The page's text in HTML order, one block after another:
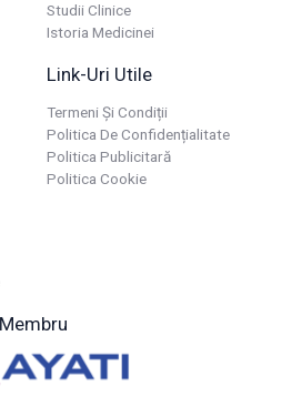
Studii Clinice
Istoria Medicinei
Link-Uri Utile
Termeni Și Condiții
Politica De Confidențialitate
Politica Publicitară
Politica Cookie
Membru